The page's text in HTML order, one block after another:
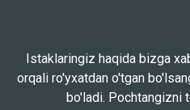
Istaklaringiz haqida bizga
orqali ro'yxatdan o'tgan
bo'ladi. Pochtangizni